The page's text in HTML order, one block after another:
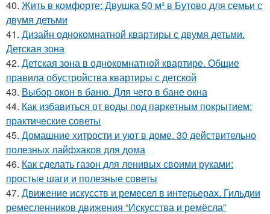
40. Жить в комфорте: Двушка 50 м² в Бутово для семьи с
двумя детьми
41. Дизайн однокомнатной квартиры с двумя детьми.
Детская зона
42. Детская зона в однокомнатной квартире. Общие
правила обустройства квартиры с детской
43. Выбор окон в баню. Для чего в бане окна
44. Как избавиться от воды под паркетным покрытием:
практические советы
45. Домашние хитрости и уют в доме. 30 действительно
полезных лайфхаков для дома
46. Как сделать газон для ленивых своими руками:
простые шаги и полезные советы
47. Движение искусств и ремесел в интерьерах. Гильдии
ремесленников движения “Искусства и ремёсла”